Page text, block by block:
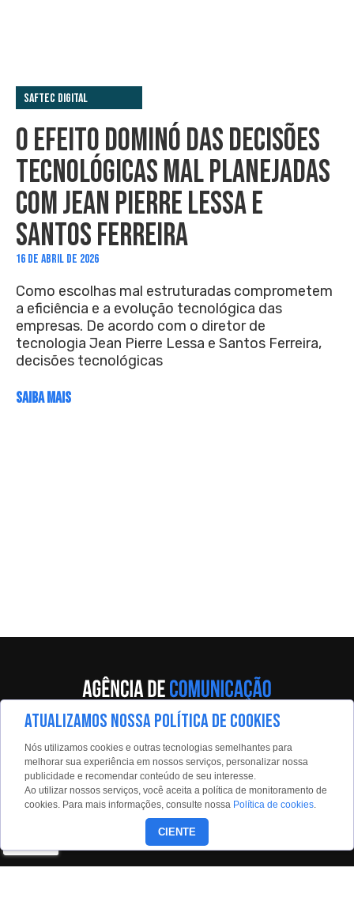
Saftec Digital
O EFEITO DOMINÓ DAS DECISÕES
TECNOLÓGICAS MAL PLANEJADAS
COM JEAN PIERRE LESSA E
SANTOS FERREIRA
16 DE ABRIL DE 2026
Como escolhas mal estruturadas comprometem
a eficiência e a evolução tecnológica das
empresas. De acordo com o diretor de
tecnologia Jean Pierre Lessa e Santos Ferreira,
decisões tecnológicas
SAIBA MAIS
Av. Eng. Caetano Álvares, 55 - 5º andar
Limão, São Paulo, 02598-900
Contato:
estadaoconteudo@estadao.com
(11)99350-0439
ATUALIZAMOS NOSSA POLÍTICA DE COOKIES
Nós utilizamos cookies e outras tecnologias semelhantes para
melhorar sua experiência em nossos serviços, personalizar nossa
publicidade e recomendar conteúdo de seu interesse.
Ao utilizar nossos serviços, você aceita a política de monitoramento de
cookies. Para mais informações, consulte nossa Política de cookies.
CIENTE